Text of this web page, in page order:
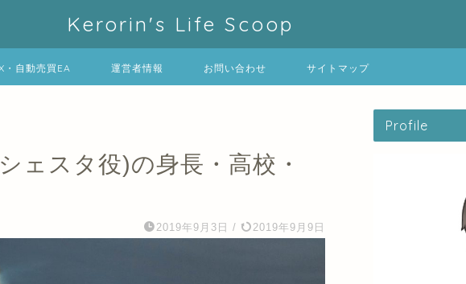
Kerorin's Life Scoop
・自動売買EA 運営者情報 お問い合わせ サイトマップ
ェスタ役)の身長・高校・
2019年9月3日 / 2019年9月9日
Profile